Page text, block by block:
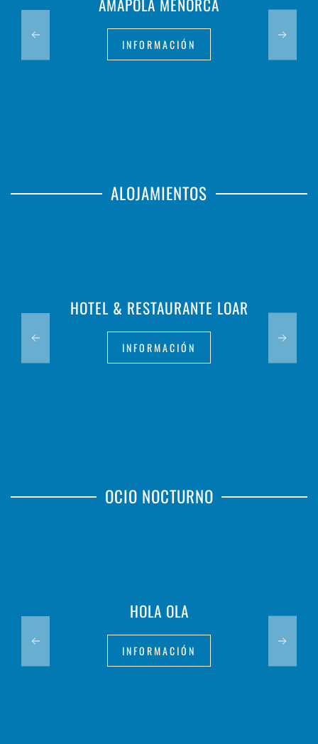
AMAPOLA MENORCA
INFORMACIÓN
ALOJAMIENTOS
HOTEL & RESTAURANTE LOAR
INFORMACIÓN
OCIO NOCTURNO
HOLA OLA
INFORMACIÓN